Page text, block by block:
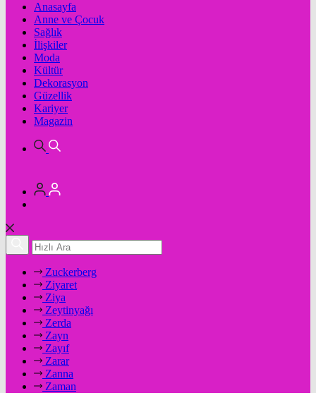
Anasayfa
Anne ve Çocuk
Sağlık
İlişkiler
Moda
Kültür
Dekorasyon
Güzellik
Kariyer
Magazin
Zuckerberg
Ziyaret
Ziya
Zeytinyağı
Zerda
Zayn
Zayıf
Zarar
Zanna
Zaman